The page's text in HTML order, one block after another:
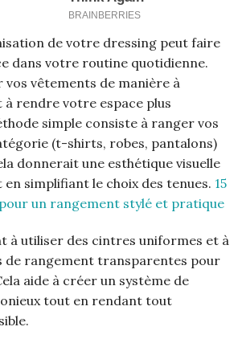
de votre dressing peut faire
dans votre routine quotidienne.
vos vêtements de manière à
à rendre votre espace plus
simple consiste à ranger vos
(t-shirts, robes, pantalons)
donnerait une esthétique visuelle
simplifiant le choix des tenues. 15
un rangement stylé et pratique
à utiliser des cintres uniformes et à
de rangement transparentes pour
aide à créer un système de
tout en rendant tout